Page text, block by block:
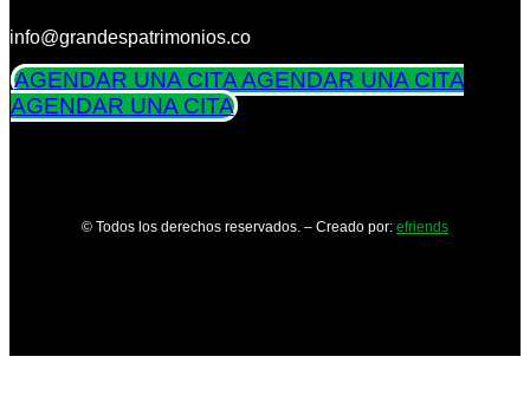
info@grandespatrimonios.co
AGENDAR UNA CITAAGENDAR UNA CITA
AGENDAR UNA CITA
© Todos los derechos reservados. – Creado por: efriends